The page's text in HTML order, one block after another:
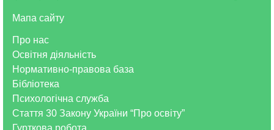
Про нас
Освітня діяльність
Нормативно-правова база
Бібліотека
Психологічна служба
Стаття 30 Закону України “Про освіту”
Гурткова робота
Мапа сайту